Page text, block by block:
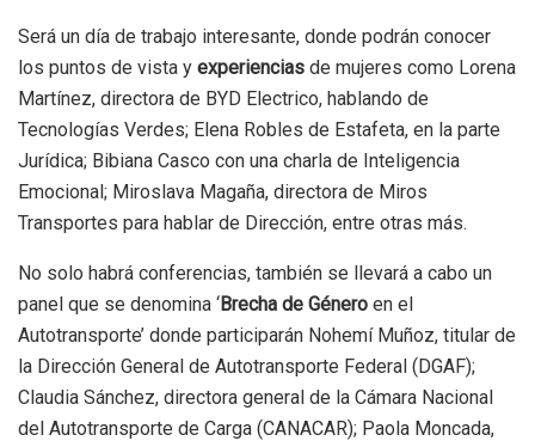
Será un día de trabajo interesante, donde podrán conocer
los puntos de vista y experiencias de mujeres como Lorena
Martínez, directora de BYD Electrico, hablando de
Tecnologías Verdes; Elena Robles de Estafeta, en la parte
Jurídica; Bibiana Casco con una charla de Inteligencia
Emocional; Miroslava Magaña, directora de Miros
Transportes para hablar de Dirección, entre otras más.
No solo habrá conferencias, también se llevará a cabo un
panel que se denomina ‘Brecha de Género en el
Autotransporte’ donde participarán Nohemí Muñoz, titular de
la Dirección General de Autotransporte Federal (DGAF);
Claudia Sánchez, directora general de la Cámara Nacional
del Autotransporte de Carga (CANACAR); Paola Moncada,